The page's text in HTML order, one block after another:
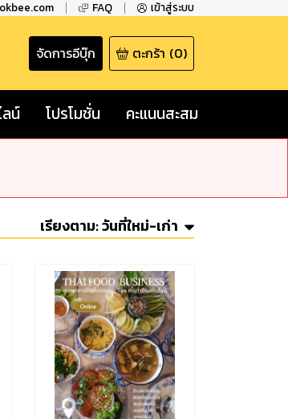
FAQ เข้าสู่ระบบ
จัดการอีบุ๊ก ตะกร้า (0)
น์ โปรโมชั่น คะแนนสะสม
เรียงตาม:วันที่ใหม่-เก่า